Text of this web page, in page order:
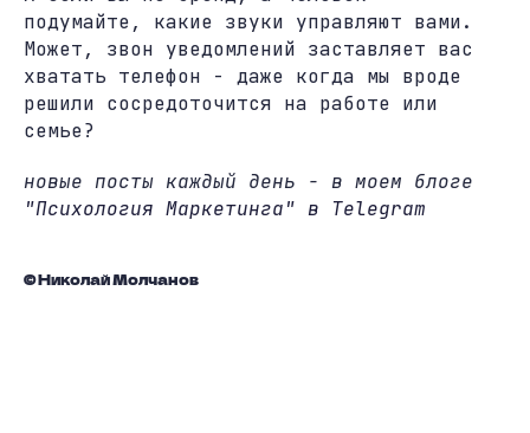
подумайте, какие звуки управляют вами.
Может, звон уведомлений заставляет вас
хватать телефон - даже когда мы вроде
решили сосредоточится на работе или
семье?
новые посты каждый день - в моем блоге
"Психология Маркетинга" в Telegram
© Николай Молчанов